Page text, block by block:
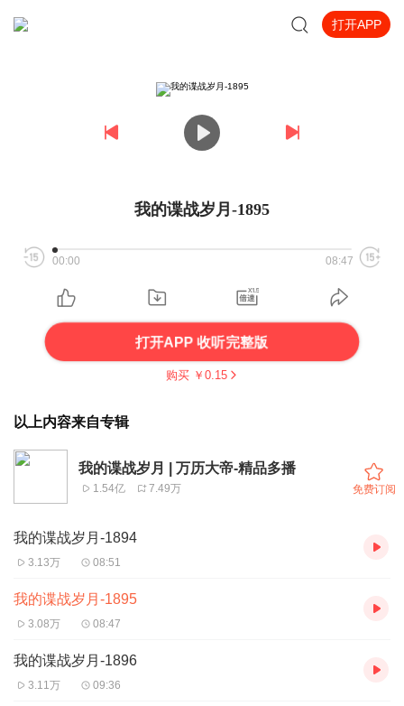
打开APP
我的谍战岁月-1895
00:00 08:47
打开APP 收听完整版
购买 ￥ 0.15
以上内容来自专辑
我的谍战岁月 | 万历大帝-精品多播
1.54亿 7.49万 免费订阅
我的谍战岁月-1894
3.13万 08:51
我的谍战岁月-1895
3.08万 08:47
我的谍战岁月-1896
3.11万 09:36